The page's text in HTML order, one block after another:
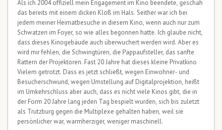
Als ich 2004 offiziell mein Engagement im Kino beendete, geschah
das bereits mit einem dicken Kloß im Hals. Seither war ich bei
jedem meiner Heimatbesuche in diesem Kino, wenn auch nur zum
Schwatzen im Foyer, so wie alles begonnen hatte. Ich glaube nicht,
dass dieses Kinogebäude auch überwuchert werden wird. Aber es
wird mir fehlen, die Schwingtüren, die Pappaufsteller, das sanfte
Rattern der Projektoren. Fast 20 Jahre hat dieses kleine Privatkino
Vielem getrotzt. Dass es jetzt schließt, wegen Einwohner- und
Besucherschwund, wegen Umstellung auf Digitalprojektion, heißt
im Umkehrschluss aber auch, dass es nicht viele Kinos gibt, die in
der Form 20 Jahre lang jeden Tag bespielt wurden, sich bis zuletzt
als Trutzburg gegen die Multiplexe gehalten haben, weil sie
persönlicher war, warmherziger, weniger maschinell.